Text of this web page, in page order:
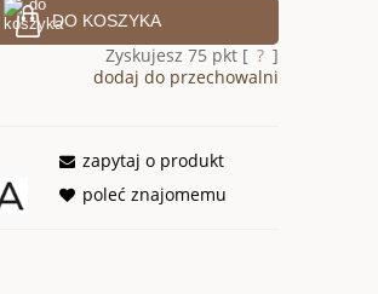
DO KOSZYKA
Zyskujesz 75 pkt [ ? ]
dodaj do przechowalni
zapytaj o produkt
poleć znajomemu